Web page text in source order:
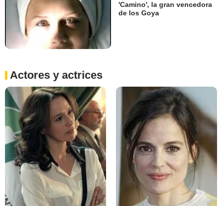
'Camino', la gran vencedora
de los Goya
Actores y actrices